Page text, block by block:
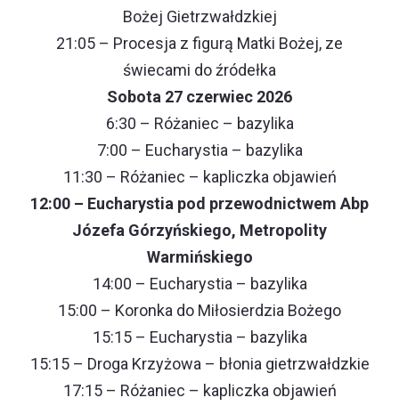
Bożej Gietrzwałdzkiej
21:05 – Procesja z figurą Matki Bożej, ze
świecami do źródełka
Sobota 27 czerwiec 2026
6:30 – Różaniec – bazylika
7:00 – Eucharystia – bazylika
11:30 – Różaniec – kapliczka objawień
12:00 – Eucharystia pod przewodnictwem Abp
Józefa Górzyńskiego, Metropolity
Warmińskiego
14:00 – Eucharystia – bazylika
15:00 – Koronka do Miłosierdzia Bożego
15:15 – Eucharystia – bazylika
15:15 – Droga Krzyżowa – błonia gietrzwałdzkie
17:15 – Różaniec – kapliczka objawień